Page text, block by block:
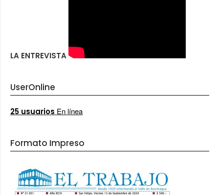
LA ENTREVISTA
UserOnline
25 usuarios En línea
Formato Impreso